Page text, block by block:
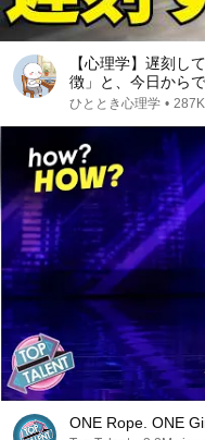
【心理学】遅刻し
徴」と、今日から
ひととき心理学 •
ONE Rope. ONE